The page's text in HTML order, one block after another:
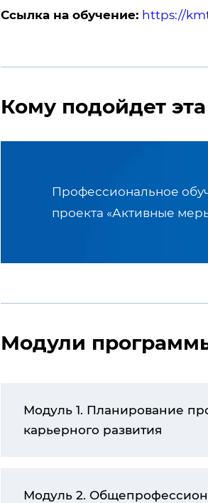
Ссылка на обучение: https://
Кому подойдет
Профессиональное
проекта «Активные
Модули
Модуль 1. Планирование профессиональной
карьерного развития
Модуль 2.